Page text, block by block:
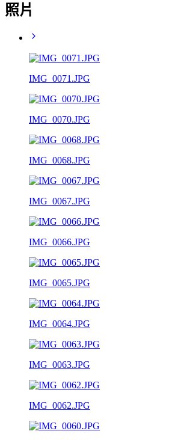
照片
IMG_0071.JPG
IMG_0070.JPG
IMG_0068.JPG
IMG_0067.JPG
IMG_0066.JPG
IMG_0065.JPG
IMG_0064.JPG
IMG_0063.JPG
IMG_0062.JPG